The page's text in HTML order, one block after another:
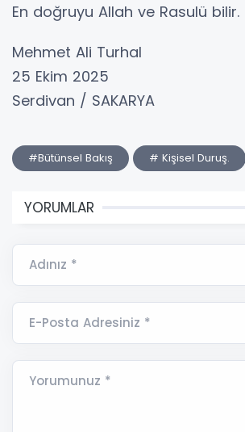
En doğruyu Allah ve Rasulü bilir.
Mehmet Ali Turhal
25 Ekim 2025
Serdivan / SAKARYA
#Bütünsel Bakış # Kişisel Duruş.
YORUMLAR
Adınız *
E-Posta Adresiniz *
Yorumunuz *